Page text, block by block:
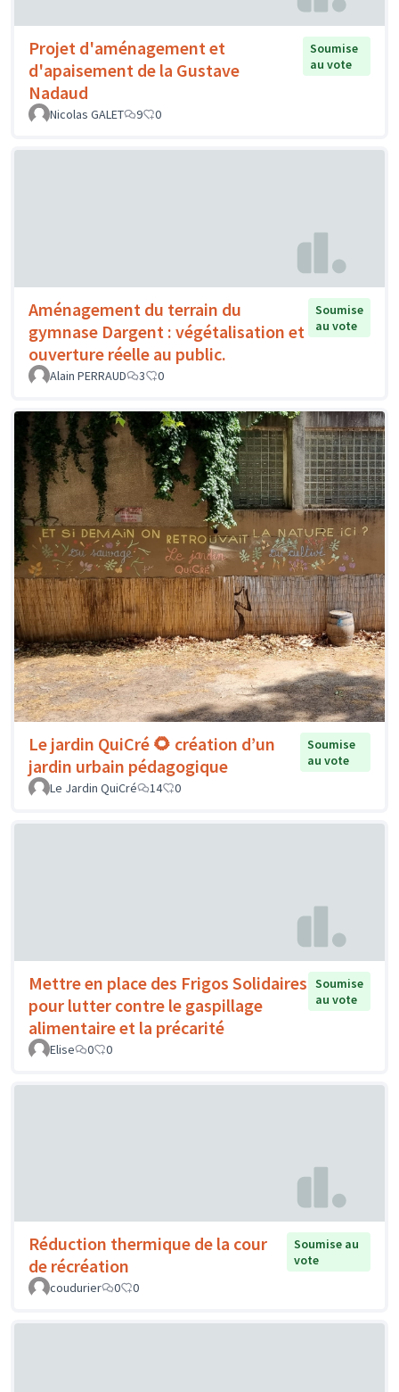
Projet d'aménagement et
d'apaisement de la Gustave
Nadaud
Soumise
au vote
Nicolas GALET 9 0
Aménagement du terrain du
gymnase Dargent : végétalisation et
ouverture réelle au public.
Soumise
au vote
Alain PERRAUD 3 0
Le jardin QuiCré 🌻 création d’un
jardin urbain pédagogique
Soumise
au vote
Le Jardin QuiCré
14 0
Mettre en place des Frigos Solidaires
pour lutter contre le gaspillage
alimentaire et la précarité
Soumise
au vote
Elise 0 0
Réduction thermique de la cour
de récréation
Soumise au
vote
coudurier
0 0